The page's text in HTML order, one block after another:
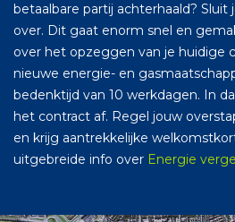
betaalbare partij achterhaald? Sluit
over. Dit gaat enorm snel en
over het opzeggen van je huidige
nieuwe energie- en
bedenktijd van 10 werkdagen. In
het contract af. Regel jouw
en krijg aantrekkelijke
uitgebreide info over Energie